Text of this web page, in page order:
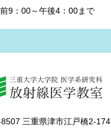
9：00～午後4：00まで
三重県津市江戸橋2-174